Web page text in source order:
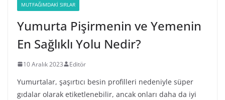
MUTFAĞIMDAKI SIRLAR
Yumurta Pişirmenin ve Yemenin
En Sağlıklı Yolu Nedir?
10 Aralık 2023 Editör
Yumurtalar, şaşırtıcı besin profilleri nedeniyle süper
gıdalar olarak etiketlenebilir, ancak onları daha da iyi